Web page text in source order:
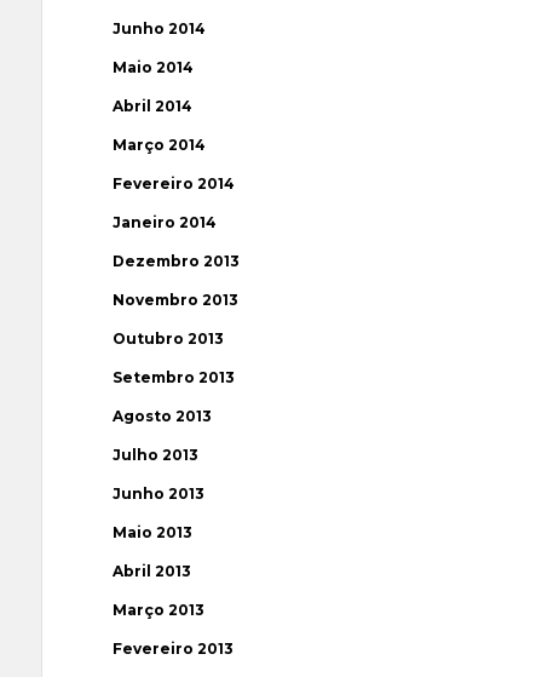
Junho 2014
Maio 2014
Abril 2014
Março 2014
Fevereiro 2014
Janeiro 2014
Dezembro 2013
Novembro 2013
Outubro 2013
Setembro 2013
Agosto 2013
Julho 2013
Junho 2013
Maio 2013
Abril 2013
Março 2013
Fevereiro 2013